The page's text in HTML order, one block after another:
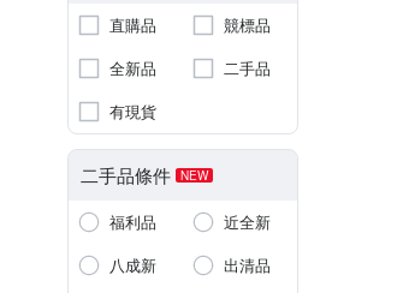
直購品
競標品
全新品
二手品
有現貨
二手品條件 NEW
福利品
近全新
八成新
出清品